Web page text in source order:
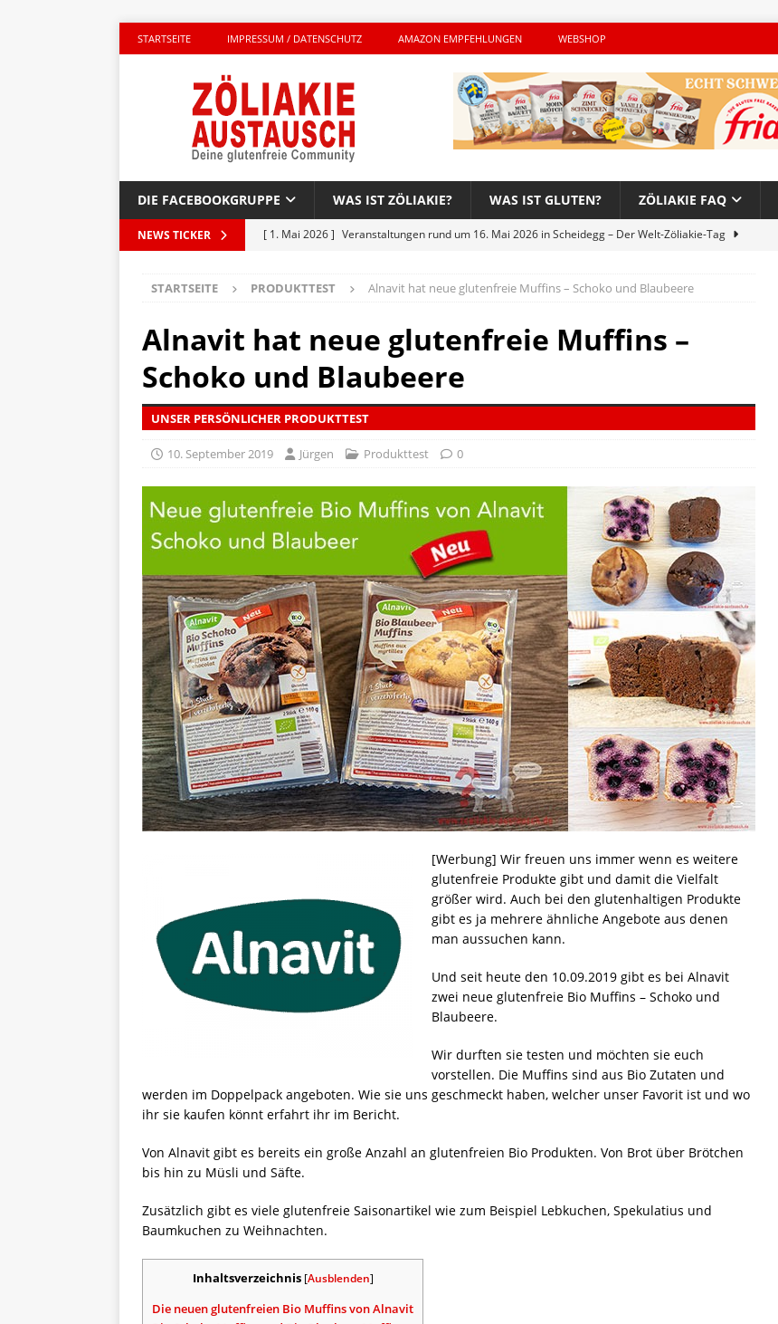
STARTSEITE IMPRESSUM / DATENSCHUTZ AMAZON EMPFEHLUNGEN WEBSHOP
DIE FACEBOOKGRUPPE WAS IST ZÖLIAKIE? WAS IST GLUTEN? ZÖLIAKIE FAQ
NEWS TICKER [ 1. Mai 2026 ] Veranstaltungen rund um 16. Mai 2026 in Scheidegg – Der Welt-Zöliakie-Tag
[ 27. April 2026 ]
Komplett glutenfreie Woche bei Hans im Glück – Es geht auch 2026 weiter!
Kinderbuch – Der unerwünschte Gast von Hendrikje Balsmeyer
PRODUKTTEST
[ 5. April 2026 ] Verpackungen bei glutenfreien Produkten – Spagat zwischen Sicherheit und
Ökologie
ALLGEMEIN
ALLGEMEIN
STARTSEITE PRODUKTTEST Alnavit hat neue glutenfreie Muffins – Schoko und Blaubeere
Alnavit hat neue glutenfreie Muffins –
Schoko und Blaubeere
UNSER PERSÖNLICHER PRODUKTTEST
10. September 2019 Jürgen Produkttest 0
[Werbung] Wir freuen uns immer wenn es weitere
glutenfreie Produkte gibt und damit die Vielfalt
größer wird. Auch bei den glutenhaltigen Produkte
gibt es ja mehrere ähnliche Angebote aus denen
man aussuchen kann.
Und seit heute den 10.09.2019 gibt es bei Alnavit
zwei neue glutenfreie Bio Muffins – Schoko und
Blaubeere.
Wir durften sie testen und möchten sie euch
vorstellen. Die Muffins sind aus Bio Zutaten und
werden im Doppelpack angeboten. Wie sie uns geschmeckt haben, welcher unser Favorit ist und wo
ihr sie kaufen könnt erfahrt ihr im Bericht.
Von Alnavit gibt es bereits ein große Anzahl an glutenfreien Bio Produkten. Von Brot über Brötchen
bis hin zu Müsli und Säfte.
Zusätzlich gibt es viele glutenfreie Saisonartikel wie zum Beispiel Lebkuchen, Spekulatius und
Baumkuchen zu Weihnachten.
Inhaltsverzeichnis [Ausblenden]
Die neuen glutenfreien Bio Muffins von Alnavit